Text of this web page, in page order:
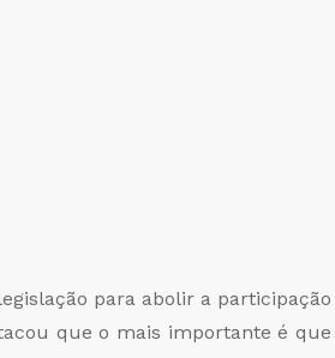
para abolir a participação
que o mais importante é que